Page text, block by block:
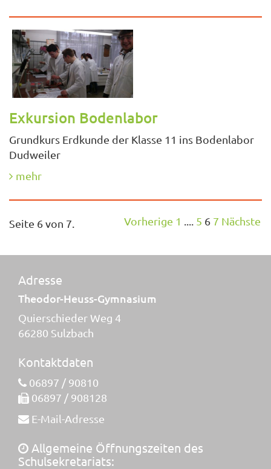
Exkursion Bodenlabor
Grundkurs Erdkunde der Klasse 11 ins Bodenlabor
Dudweiler
mehr
Seite 6 von 7. Vorherige 1 5 6 7 Nächste
Adresse
Theodor-Heuss-Gymnasium
Quierschieder Weg 4
66280 Sulzbach
Kontaktdaten
06897 / 90810
06897 / 908128
E-Mail-Adresse
Allgemeine Öffnungszeiten des
Schulsekretariats: